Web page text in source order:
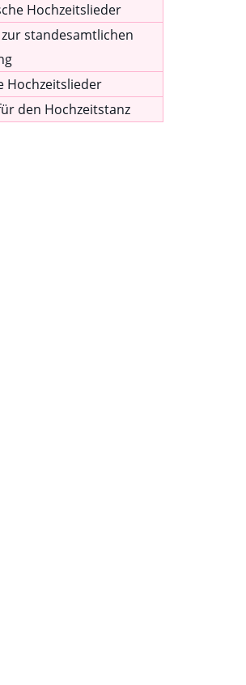
Hochzeitslieder
standesamtlichen
Hochzeitslieder
den Hochzeitstanz